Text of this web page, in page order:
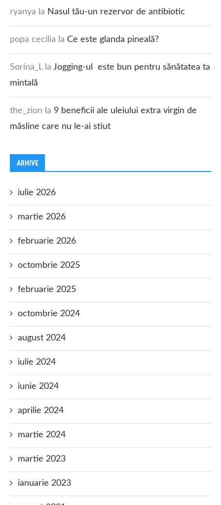
ryanya la Nasul tău-un rezervor de antibiotic
popa cecilia la Ce este glanda pineală?
Sorina_Lla Jogging-ul este bun pentru sănătatea ta
mintală
the_zion la 9 beneficii ale uleiului extra virgin de
măsline care nu le-ai stiut
ARHIVE
iulie 2026
martie 2026
februarie 2026
octombrie 2025
februarie 2025
octombrie 2024
august 2024
iulie 2024
iunie 2024
aprilie 2024
martie 2024
martie 2023
ianuarie 2023